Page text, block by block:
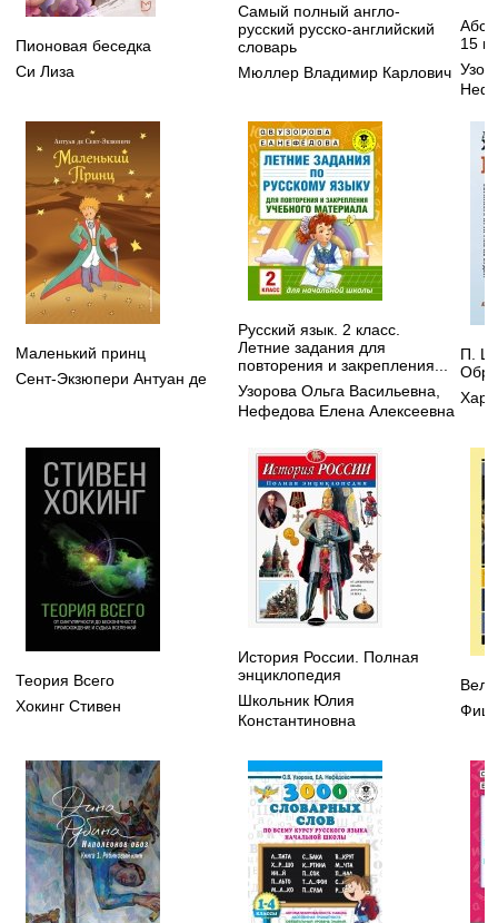
Пионовая беседка
Си Лиза
Самый полный англо-
русский русско-английский
словарь
Мюллер Владимир Карлович
15
Маленький принц
Сент-Экзюпери Антуан де
Русский язык. 2 класс.
Летние задания для
повторения и закрепления...
Узорова Ольга Васильевна
Нефедова Елена Алексеевна
П. Ш.
Теория Всего
Хокинг Стивен
История России. Полная
энциклопедия
Школьник Юлия
Константиновна